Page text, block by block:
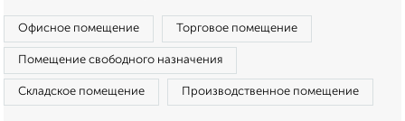
Офисное помещение Торговое помещение
Помещение свободного назначения
Складское помещение Производственное помещение